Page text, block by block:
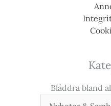
Bläddra bland